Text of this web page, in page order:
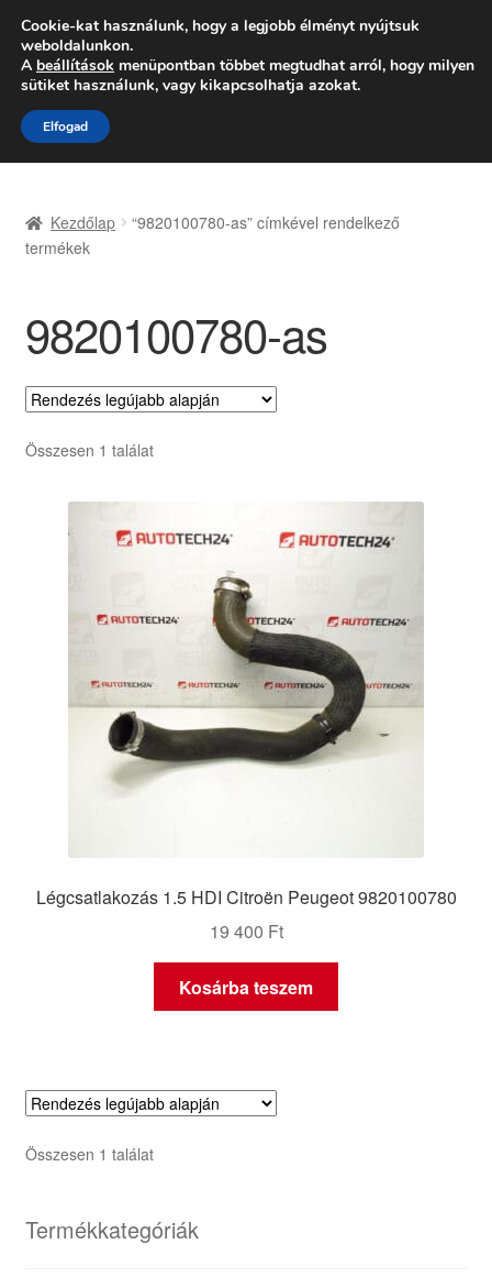
SZÁLLÍTÁS 2618 Ft-tól
Hétfő-Péntek 9:00–16:0006 80 088 054
Ugrás
a
navigációhoz
Kilépés
a
tartalomba
Adatvédelmi irányelvek
Kapcsolatba lépni
Kifizetések
Panaszkezelési szabályzat
Saját fiókom
Kezdőlap
“9820100780-as” címkével rendelkező
termékek
9820100780-as
Összesen 1 találat
Légcsatlakozás 1.5 HDI Citroën Peugeot 9820100780
19 400 Ft
Kosárba teszem
Összesen 1 találat
Termékkategóriák
Cookie-kat használunk, hogy a legjobb élményt nyújtsuk
weboldalunkon.
A beállítások menüpontban többet megtudhat arról, hogy milyen
sütiket használunk, vagy kikapcsolhatja azokat.
Elfogad